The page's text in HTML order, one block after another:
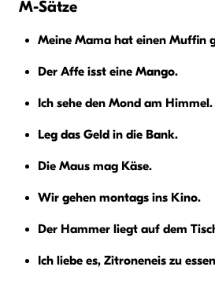
M-Sätze
Meine Mama hat einen Muffin
Der Affe isst eine Mango.
Ich sehe den Mond am Himmel.
Leg das Geld in die Bank.
Die Maus mag Käse.
Wir gehen montags ins Kino.
Der Hammer liegt auf dem
Ich liebe es, Zitroneneis zu